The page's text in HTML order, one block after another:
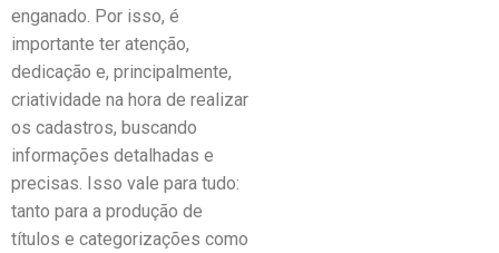
enganado. Por isso, é
importante ter atenção,
dedicação e, principalmente,
criatividade na hora de realizar
os cadastros, buscando
informações detalhadas e
precisas. Isso vale para tudo:
tanto para a produção de
títulos e categorizações como